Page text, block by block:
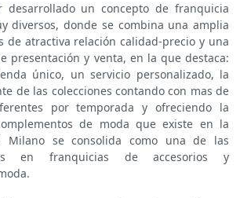
desarrollado un concepto de franquicia
diversos, donde se combina una amplia
de atractiva relación calidad-precio y una
presentación y venta, en la que destaca:
único, un servicio personalizado, la
de las colecciones contando con mas de
por temporada y ofreciendo la
de moda que existe en la
Milano se consolida como una de las
en franquicias de accesorios y